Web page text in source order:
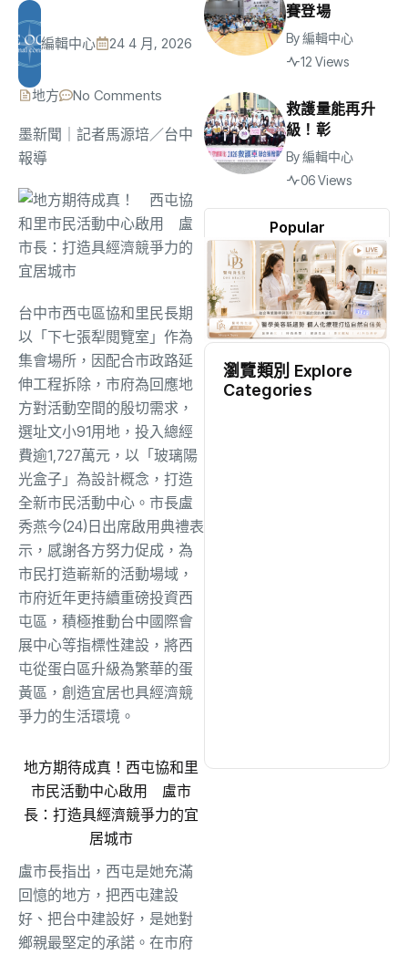
編輯中心 24 4 月, 2026
地方 No Comments
墨新聞 ｜記者馬源培／台中
報導
台中市西屯區協和里民長期
以「下七張犁閱覽室」作為
集會場所，因配合市政路延
伸工程拆除，市府為回應地
方對活動空間的殷切需求，
選址文小91用地，投入總經
費逾1,727萬元，以「玻璃陽
光盒子」為設計概念，打造
全新市民活動中心。市長盧
秀燕今(24)日出席啟用典禮表
示，感謝各方努力促成，為
市民打造嶄新的活動場域，
市府近年更持續重磅投資西
屯區，積極推動台中國際會
展中心等指標性建設，將西
屯從蛋白區升級為繁華的蛋
黃區，創造宜居也具經濟競
爭力的生活環境。
地方期待成真！西屯協和里
市民活動中心啟用 盧市
長：打造具經濟競爭力的宜
居城市
盧市長指出，西屯是她充滿
回憶的地方，把西屯建設
好、把台中建設好，是她對
鄉親最堅定的承諾。在市府
Popular
賽登場
By編輯中心
12 Views
救護量能再升
級！彰
By編輯中心
06 Views
瀏覽類別 Explore
Categories